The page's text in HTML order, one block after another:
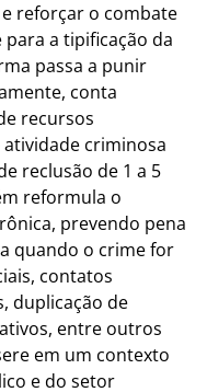
reforçar o combate
a tipificação da
passa a punir
conta
recursos
criminosa
reclusão de 1 a 5
reformula o
prevendo pena
quando o crime for
contatos
duplicação de
entre outros
em um contexto
e do setor